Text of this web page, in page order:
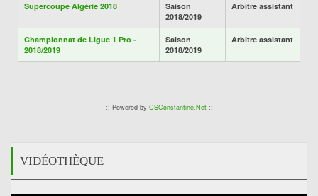
Supercoupe Algérie 2018
Saison
2018/2019
Arbitre assistant
Championnat de Ligue 1 Pro -
2018/2019
Saison
2018/2019
Arbitre assistant
:: Powered by CSConstantine.Net::
VIDÉOTHÈQUE